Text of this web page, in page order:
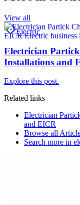
View all
Electric
Electrician
Installations and
Explore this post.
Related links
Electrician
and EICR
Browse all
Search more in